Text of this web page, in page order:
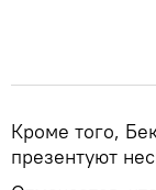
Кроме того,
презентуют